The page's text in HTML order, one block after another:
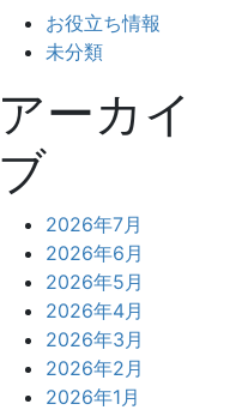
お役立ち情報
未分類
アーカイ
ブ
2026年7月
2026年6月
2026年5月
2026年4月
2026年3月
2026年2月
2026年1月